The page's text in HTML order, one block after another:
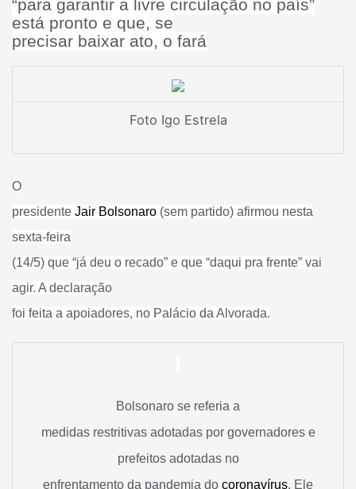
“para garantir a livre circulação no país”
está pronto e que, se
precisar baixar ato, o fará
Foto Igo Estrela
O
presidente Jair Bolsonaro (sem partido) afirmou nesta
sexta-feira
(14/5) que “já deu o recado” e que “daqui pra frente” vai
agir. A declaração
foi feita a apoiadores, no Palácio da Alvorada.
Bolsonaro se referia a
medidas restritivas adotadas por governadores e
prefeitos adotadas no
enfrentamento da pandemia do coronavírus. Ele